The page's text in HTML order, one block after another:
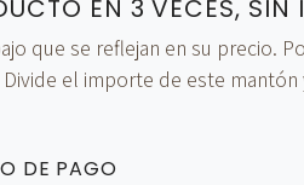
EN 3 VECES, SIN
que se reflejan en su precio.
el importe de este
DE PAGO